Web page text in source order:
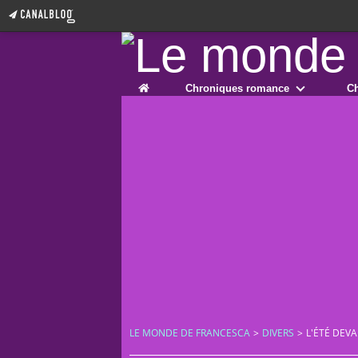
Home Chroniques romance
LE MONDE DE FRANCESCA > DIVERS > L'ÉTÉ